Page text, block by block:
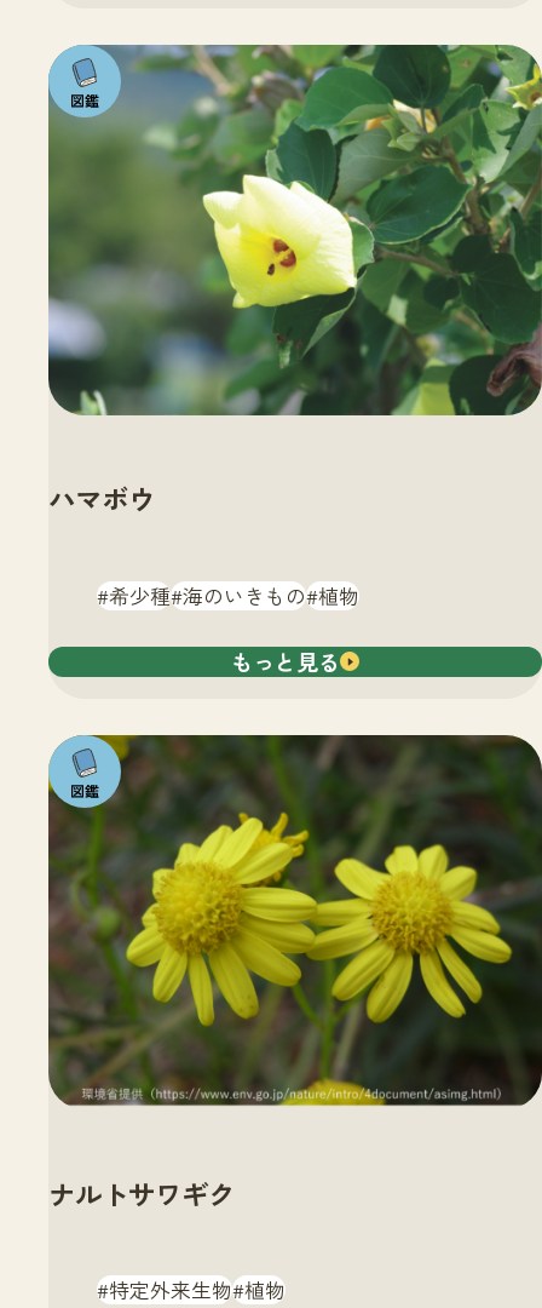
注目の
いきも
の
ハマボウ
希少種 海のいきもの 植物
もっと見る
注目の
いきも
の
ナルトサワギク
特定外来生物 植物